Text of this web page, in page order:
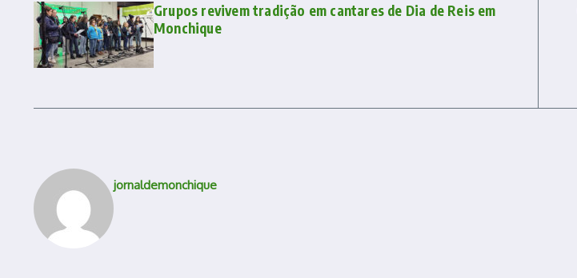
Grupos revivem tradição em cantares de Dia de Reis em
Monchique
jornaldemonchique